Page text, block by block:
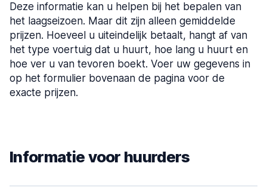
Deze informatie kan u helpen bij het bepalen van
het laagseizoen. Maar dit zijn alleen gemiddelde
prijzen. Hoeveel u uiteindelijk betaalt, hangt af van
het type voertuig dat u huurt, hoe lang u huurt en
hoe ver u van tevoren boekt. Voer uw gegevens in
op het formulier bovenaan de pagina voor de
exacte prijzen.
Informatie voor huurders